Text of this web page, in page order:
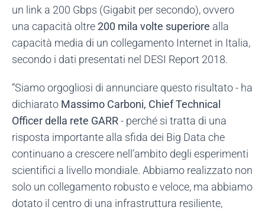
un link a 200 Gbps (Gigabit per secondo), ovvero
una capacità oltre200 mila volte superiore alla
capacità media di un collegamento Internet in Italia,
secondo i dati presentati nel DESI Report 2018.
“Siamo orgogliosi di annunciare questo risultato - ha
dichiarato Massimo Carboni, Chief Technical
Officer della rete GARR- perché si tratta di una
risposta importante alla sfida dei Big Data che
continuano a crescere nell’ambito degli esperimenti
scientifici a livello mondiale. Abbiamo realizzato non
solo un collegamento robusto e veloce, ma abbiamo
dotato il centro di una infrastruttura resiliente,